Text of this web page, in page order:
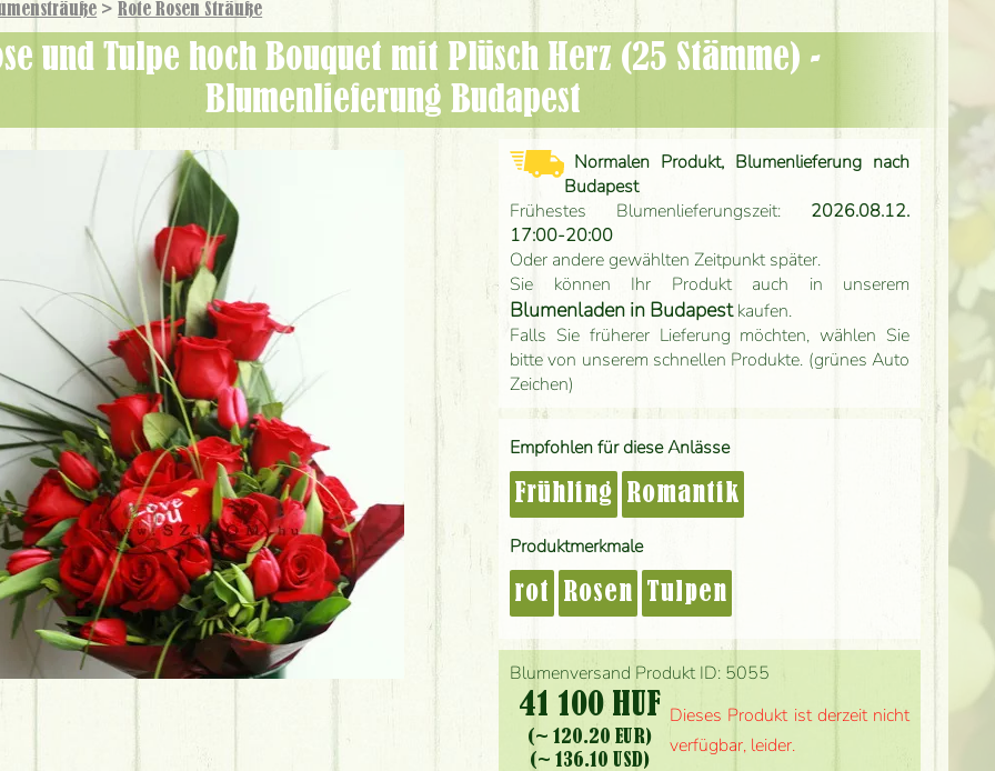
> Rote Rosen Sträuße
Blumenlieferung Budapest
Blumenversand Produkt ID: 5055
41 100 HUF
(~ 120.20 EUR)
(~ 136.10 USD)
Dieses Produkt ist derzeit nicht
verfügbar, leider.
Normalen Produkt, Blumenlieferung nach
Budapest
Frühestes Blumenlieferungszeit: 2026.08.12.
17:00-20:00
Oder andere gewählten Zeitpunkt später.
Sie können Ihr Produkt auch in unserem
Blumenladen in Budapestkaufen.
Falls Sie früherer Lieferung möchten, wählen Sie
bitte von unserem schnellen Produkte. (grünes Auto
Zeichen)
Empfohlen für diese Anlässe
Frühling Romantik
Produktmerkmale
rot Rosen Tulpen